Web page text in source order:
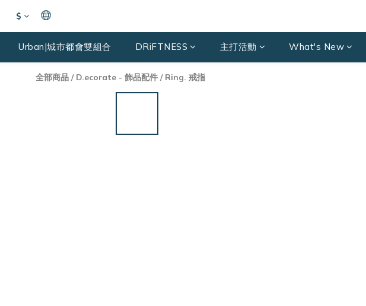
$
Urban|城市都會雙組合 DRiFTNESS 主打活動 What's New
全部商品 / D.ecorate - 飾品配件 / Ring. 戒指